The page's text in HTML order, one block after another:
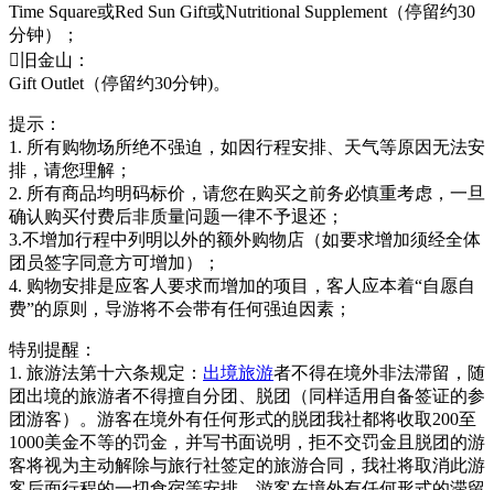
Time Square或Red Sun Gift或Nutritional Supplement（停留约30
分钟）；
旧金山：
Gift Outlet（停留约30分钟)。
提示：
1. 所有购物场所绝不强迫，如因行程安排、天气等原因无法安
排，请您理解；
2. 所有商品均明码标价，请您在购买之前务必慎重考虑，一旦
确认购买付费后非质量问题一律不予退还；
3.不增加行程中列明以外的额外购物店（如要求增加须经全体
团员签字同意方可增加）；
4. 购物安排是应客人要求而增加的项目，客人应本着“自愿自
费”的原则，导游将不会带有任何强迫因素；
特别提醒：
1. 旅游法第十六条规定： 出境旅游者不得在境外非法滞留，随
团出境的旅游者不得擅自分团、脱团（同样适用自备签证的参
团游客）。游客在境外有任何形式的脱团我社都将收取200至
1000美金不等的罚金，并写书面说明，拒不交罚金且脱团的游
客将视为主动解除与旅行社签定的旅游合同，我社将取消此游